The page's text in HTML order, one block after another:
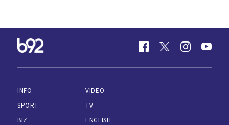
INFO
SPORT
BIZ
VIDEO
TV
ENGLISH